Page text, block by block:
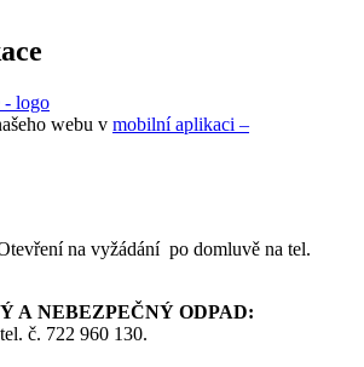
webu v mobilní aplikaci –
na vyžádání po domluvě na tel.
A NEBEZPEČNÝ ODPAD:
č. 722 960 130.